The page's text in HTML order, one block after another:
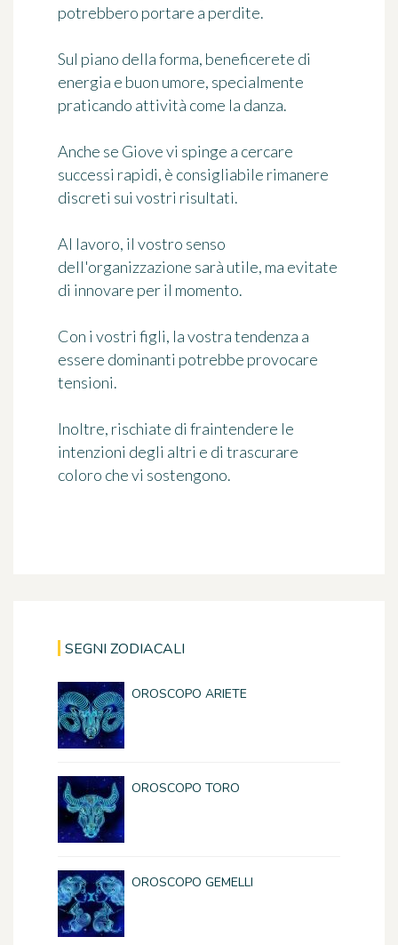
potrebbero portare a perdite.
Sul piano della forma, beneficerete di
energia e buon umore, specialmente
praticando attività come la danza.
Anche se Giove vi spinge a cercare
successi rapidi, è consigliabile rimanere
discreti sui vostri risultati.
Al lavoro, il vostro senso
dell'organizzazione sarà utile, ma evitate
di innovare per il momento.
Con i vostri figli, la vostra tendenza a
essere dominanti potrebbe provocare
tensioni.
Inoltre, rischiate di fraintendere le
intenzioni degli altri e di trascurare
coloro che vi sostengono.
SEGNI ZODIACALI
OROSCOPO ARIETE
OROSCOPO TORO
OROSCOPO GEMELLI